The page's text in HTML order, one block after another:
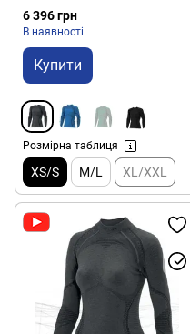
WА701.6799-XSS)
6 396 грн
В наявності
Купити
Розмірна таблиця
XS/S M/L XL/XXL